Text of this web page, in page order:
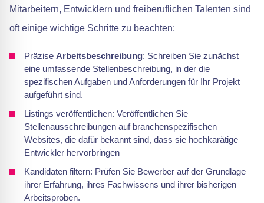
Mitarbeitern, Entwicklern und freiberuflichen Talenten sind
oft einige wichtige Schritte zu beachten:
Präzise Arbeitsbeschreibung: Schreiben Sie zunächst
eine umfassende Stellenbeschreibung, in der die
spezifischen Aufgaben und Anforderungen für Ihr Projekt
aufgeführt sind.
Listings veröffentlichen: Veröffentlichen Sie
Stellenausschreibungen auf branchenspezifischen
Websites, die dafür bekannt sind, dass sie hochkarätige
Entwickler hervorbringen
Kandidaten filtern: Prüfen Sie Bewerber auf der Grundlage
ihrer Erfahrung, ihres Fachwissens und ihrer bisherigen
Arbeitsproben.